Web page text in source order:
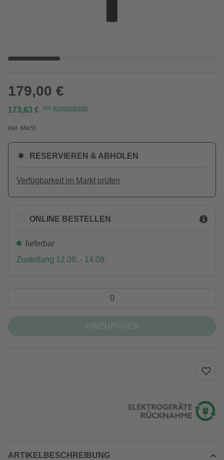
179,00 €
173,63 € mit Kundenkarte
Inkl. MwSt.
RESERVIEREN & ABHOLEN
Verfügbarkeit im Markt prüfen
ONLINE BESTELLEN
lieferbar
Zustellung 12.08. - 14.08.
ARTIKELBESCHREIBUNG